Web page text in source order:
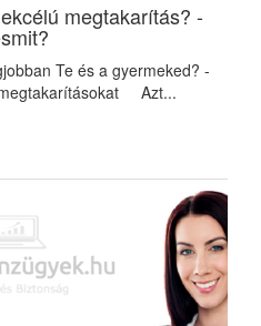
megtakarítás? -
Te és a gyermeked? -
Azt...